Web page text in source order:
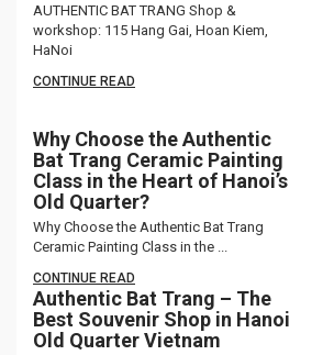
AUTHENTIC BAT TRANG Shop &
workshop: 115 Hang Gai, Hoan Kiem,
HaNoi
CONTINUE READ
Why Choose the Authentic
Bat Trang Ceramic Painting
Class in the Heart of Hanoi’s
Old Quarter?
Why Choose the Authentic Bat Trang
Ceramic Painting Class in the ...
CONTINUE READ
Authentic Bat Trang – The
Best Souvenir Shop in Hanoi
Old Quarter Vietnam